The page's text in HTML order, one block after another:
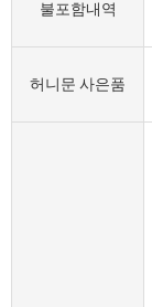
불포함내역
허니문 사은품